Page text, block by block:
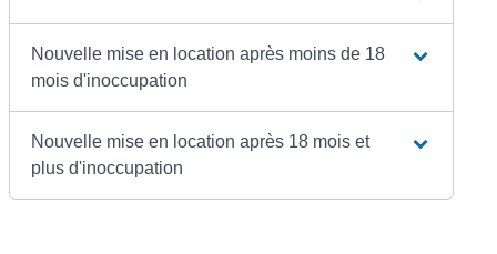
Nouvelle mise en location après moins de 18
mois d'inoccupation
Nouvelle mise en location après 18 mois et
plus d'inoccupation